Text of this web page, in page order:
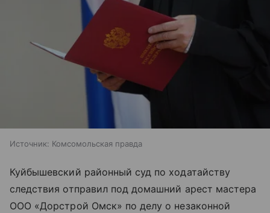
Источник: Комсомольская правда
Куйбышевский районный суд по ходатайству
следствия отправил под домашний арест мастера
ООО «Дорстрой Омск» по делу о незаконной